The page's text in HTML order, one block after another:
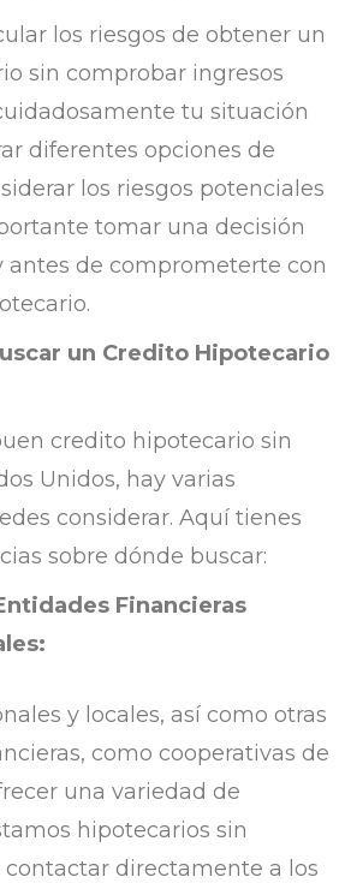
los riesgos de obtener un
sin comprobar ingresos
tu situación
diferentes opciones de
los riesgos potenciales
tomar una decisión
antes de comprometerte con
un Credito Hipotecario
credito hipotecario sin
Unidos, hay varias
considerar. Aquí tienes
sobre dónde buscar:
Financieras
y locales, así como otras
como cooperativas de
una variedad de
hipotecarios sin
contactar directamente a los